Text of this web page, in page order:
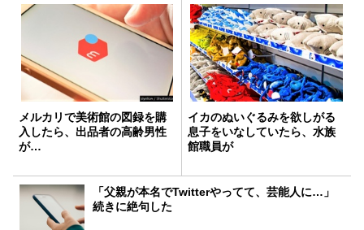
メルカリで美術館の図録を購
入したら、出品者の高齢男性
が…
イカのぬいぐるみを欲しがる
息子をいなしていたら、水族
館職員が
「父親が本名でTwitterやってて、芸能人に…」
続きに絶句した